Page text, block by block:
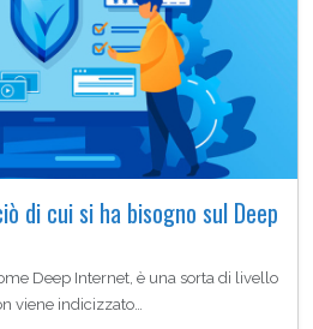
di cui si ha bisogno sul Deep
Deep Internet, è una sorta di livello
viene indicizzato…